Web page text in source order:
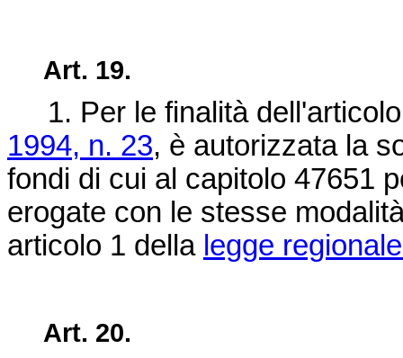
Art. 19.
1. Per le finalità
1994, n. 23, è autorizzata la
fondi di cui al capitolo 47651
erogate con le stesse
articolo 1 della legge
Art. 20.